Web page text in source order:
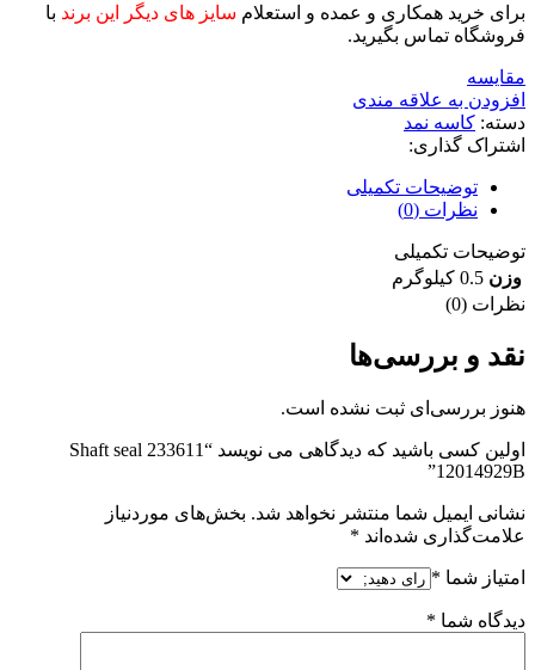
برای خرید همکاری و عمده و استعلام سایز های دیگر این برند با
فروشگاه تماس بگیرید.
مقايسه
افزودن به علاقه مندی
دسته: کاسه نمد
اشتراک گذاری:
توضیحات تکمیلی
نظرات (0)
توضیحات تکمیلی
وزن 0.5 کیلوگرم
نظرات (0)
نقد و بررسی‌ها
هنوز بررسی‌ای ثبت نشده است.
اولین کسی باشید که دیدگاهی می نویسد “233611 Shaft seal
12014929B”
نشانی ایمیل شما منتشر نخواهد شد. بخش‌های موردنیاز
علامت‌گذاری شده‌اند *
امتیاز شما *
دیدگاه شما *